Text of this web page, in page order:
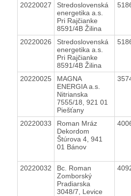
20220027
Stredoslovenská
energetika a.s.
Pri Rajčianke
8591/4B Žilina
20220026
Stredoslovenská
energetika a.s.
Pri Rajčianke
8591/4B Žilina
20220025
MAGNA
ENERGIA a.s.
Nitrianska
7555/18, 921 01
Piešťany
20220033
Roman Mráz
Dekordom
Štúrova 4, 941
01 Bánov
20220032
Bc. Roman
Zomborský
Pradiarska
3048/7, Levice